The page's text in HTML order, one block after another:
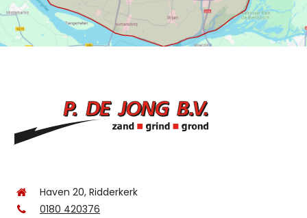
Haven 20, Ridderkerk
0180 420376